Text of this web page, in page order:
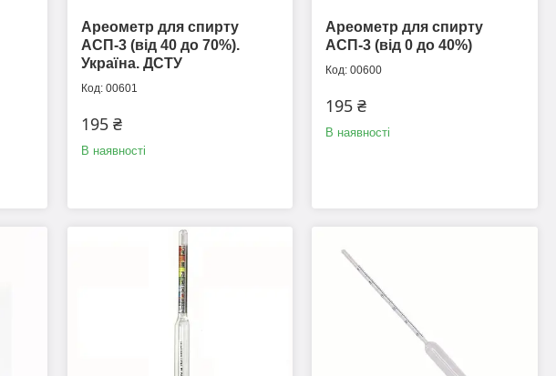
Ареометр для спирту
АСП-3 (від 40 до 70%).
Україна. ДСТУ
00601
195 ₴
В наявності
Ареометр для спирту
АСП-3 (від 0 до 40%)
00600
195 ₴
В наявності